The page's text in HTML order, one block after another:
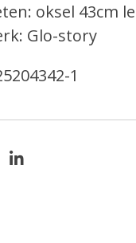
oksel 43cm
Glo-story
1
S